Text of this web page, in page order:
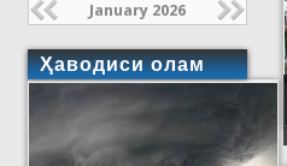
January 2026
Ҳаводиси олам